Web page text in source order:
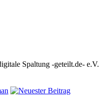
Spaltung -geteilt.de- e.V.